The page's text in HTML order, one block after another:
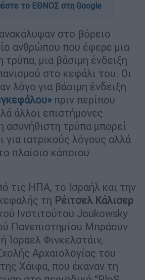
το ΕΘΝΟΣ στη Google
ανακάλυψαν στο βόρειο
ανθρώπου που έφερε μια
τρύπα, μια βάσιμη ένδειξη
στο κεφάλι του. Οι
λόγο για βάσιμη ένδειξη
πριν περίπου
άλλοι επιστήμονες
ασυνήθιστη τρύπα μπορεί
για ιατρικούς λόγους αλλά
πλαίσιο κάποιου
τις ΗΠΑ, το Ισραήλ και την
τη Ρέιτσελ Κάλισερ
Ινστιτούτου Joukowsky
Πανεπιστημίου Μπράουν
Ίσραελ Φινκελστάιν,
Αρχαιολογίας του
Χάιφα, που έκαναν τη